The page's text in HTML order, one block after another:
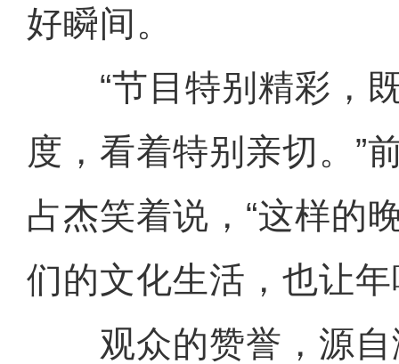
好瞬间。
“节目特别精彩，既
度，看着特别亲切。”
占杰笑着说，“这样的
们的文化生活，也让
观众的赞誉，源自